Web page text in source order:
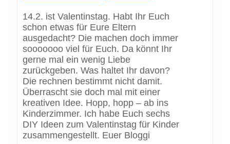
14.2. ist Valentinstag. Habt Ihr Euch
schon etwas für Eure Eltern
ausgedacht? Die machen doch immer
sooooooo viel für Euch. Da könnt Ihr
gerne mal ein wenig Liebe
zurückgeben. Was haltet Ihr davon?
Die rechnen bestimmt nicht damit.
Überrascht sie doch mal mit einer
kreativen Idee. Hopp, hopp – ab ins
Kinderzimmer. Ich habe Euch sechs
DIY Ideen zum Valentinstag für Kinder
zusammengestellt. Euer Bloggi